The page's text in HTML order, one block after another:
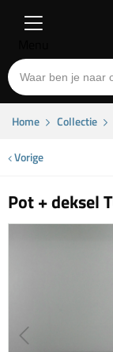
Home Collectie
Vorige
Pot + deksel